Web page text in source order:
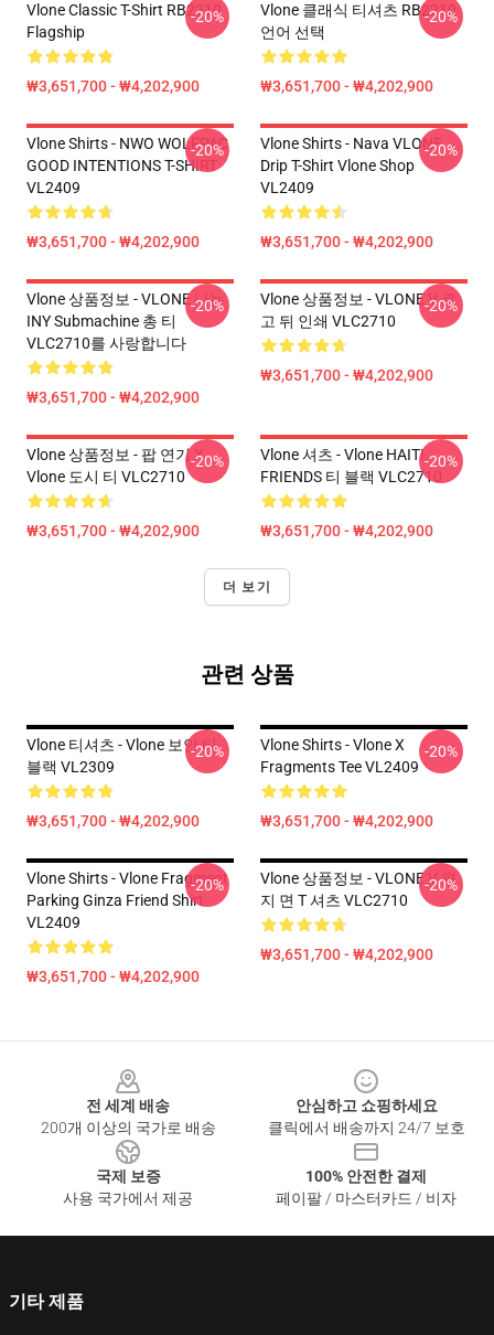
Vlone Classic T-Shirt RB2210
Flagship
₩3,651,700 - ₩4,202,900
-20%
Vlone 클래식 티셔츠 RB2210
언어 선택
₩3,651,700 - ₩4,202,900
-20%
Vlone Shirts - NWO WOLFPAC
GOOD INTENTIONS T-SHIRT
VL2409
₩3,651,700 - ₩4,202,900
-20%
Vlone Shirts - Nava VLONE
Drip T-Shirt Vlone Shop
VL2409
₩3,651,700 - ₩4,202,900
-20%
Vlone 상품정보 - VLONE 나는
INY Submachine 총 티
VLC2710를 사랑합니다
₩3,651,700 - ₩4,202,900
-20%
Vlone 상품정보 - VLONE V 로
고 뒤 인쇄 VLC2710
₩3,651,700 - ₩4,202,900
-20%
Vlone 상품정보 - 팝 연기 X
Vlone 도시 티 VLC2710
₩3,651,700 - ₩4,202,900
-20%
Vlone 셔츠 - Vlone HAITI
FRIENDS 티 블랙 VLC2710
₩3,651,700 - ₩4,202,900
-20%
더 보기
관련 상품
Vlone 티셔츠 - Vlone 보안 티
블랙 VL2309
₩3,651,700 - ₩4,202,900
-20%
Vlone Shirts - Vlone X
Fragments Tee VL2409
₩3,651,700 - ₩4,202,900
-20%
Vlone Shirts - Vlone Fragment
Parking Ginza Friend Shirt
VL2409
₩3,651,700 - ₩4,202,900
-20%
Vlone 상품정보 - VLONE V 편
지 면 T 셔츠 VLC2710
₩3,651,700 - ₩4,202,900
-20%
전 세계 배송
200개 이상의 국가로 배송
안심하고 쇼핑하세요
클릭에서 배송까지 24/7 보호
국제 보증
사용 국가에서 제공
100% 안전한 결제
페이팔 / 마스터카드 / 비자
기타 제품